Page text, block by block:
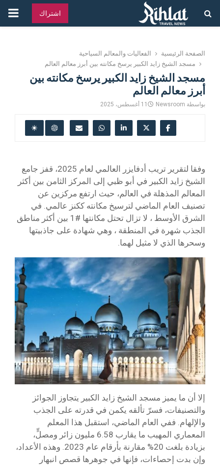
اشتراك
الصفحة الرئيسية
الفعاليات والمعالم السياحية
مسجد الشيخ زايد الكبير يرسخ مكانته بين أبرز معالم العالم
مسجد الشيخ زايد الكبير يرسخ مكانته بين
أبرز معالم العالم
بواسطة Newsroom 11 أغسطس، 2025
وفقا لتقرير تريب أدفايزر العالمي لعام 2025، قفز جامع
الشيخ زايد الكبير في أبو ظبي إلى المركز الثامن بين أكثر
المعالم المذهلة في العالم، حيث ارتفع مركزين عن
تصنيف العام الماضي لترسيخ مكانته ككنز عالمي. في
الشرق الأوسط ، لا تزال تحتل مكانتها #1 بين أكثر مناطق
الجذب شهرة في المنطقة ، وهي شهادة على جاذبيتها
وسحرها الذي لا مثيل لهما.
إلا أن ما يميز مسجد الشيخ زايد الكبير يتجاوز الجوائز
والتصنيفات، فسرّ تألقه يكمن في قدرته على الجذب
والإلهام. ففي العام الماضي، استقبل هذا المعلم
المعماري المهيب ما يقارب 6.58 مليون زائر ومصلٍّ،
بزيادة بلغت 20% مقارنة بأرقام عام 2023. وهذه الأعداد،
وإن بدت إحصاءات، فإنها في جوهرها قصص انبهار